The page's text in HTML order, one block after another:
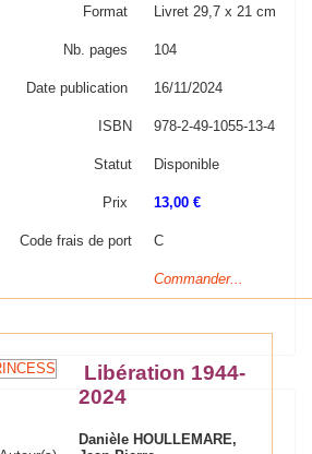
Format Livret 29,7 x 21 cm
Nb. pages 104
Date publication 16/11/2024
ISBN 978-2-49-1055-13-4
Statut Disponible
Prix 13,00 €
Code frais de port C
Commander...
Libération 1944-
2024
Danièle HOULLEMARE,